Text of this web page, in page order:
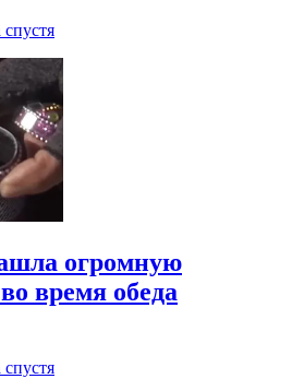
спустя
огромную
время обеда
спустя